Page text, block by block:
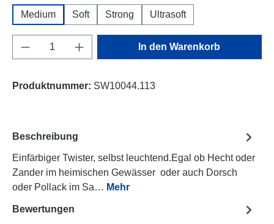
Medium Soft Strong Ultrasoft
Produkt Anzahl: Gib den gewünschten
In den Warenkorb
Produktnummer: SW10044.113
Beschreibung
Einfärbiger Twister, selbst leuchtend.Egal ob Hecht oder
Zander im heimischen Gewässer oder auch Dorsch
oder Pollack im Sa… Mehr
Bewertungen